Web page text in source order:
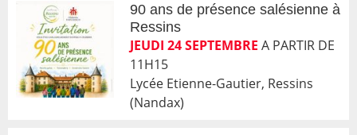
90 ans de présence salésienne à
Ressins
JEUDI 24 SEPTEMBRE A PARTIR DE
11H15
Lycée Etienne-Gautier, Ressins
(Nandax)